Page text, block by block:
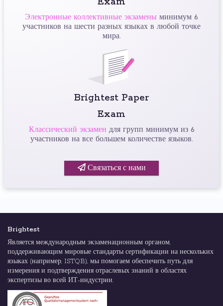
Электронные коллективные экзамены минимум 6
участников на шести разных языках в любой точке
мира.
Brightest Paper
Exam
Классический экзамен для групп минимум из 6
участников на все большем количестве языков.
Связаться с нами
Brightest
Является международным экзаменационным органом,
поддерживающим мировые стандарты сертификации на нескольких
языках (например, ISTQB), мы помогаем обеспечить путь для
измерения и подтверждения отраслевых знаний в областях
экспертизы во всей ИТ-индустрии.